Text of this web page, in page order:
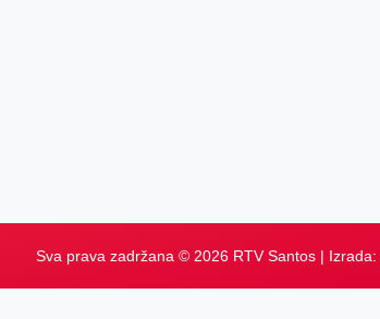
Sva prava zadržana © 2026 RTV Santos | Izrada: